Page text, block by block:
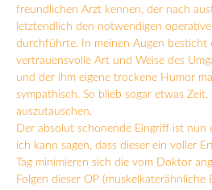
freundlichen Arzt kennen, der nach
letztendlich den notwendigen
durchführte. In meinen Augen besticht
vertrauensvolle Art und Weise des
und der ihm eigene trockene Humor
sympathisch. So blieb sogar etwas
auszutauschen.
Der absolut schonende Eingriff ist nun
ich kann sagen, dass dieser ein voller
Tag minimieren sich die vom Doktor
Folgen dieser OP (muskelkaterähnliche